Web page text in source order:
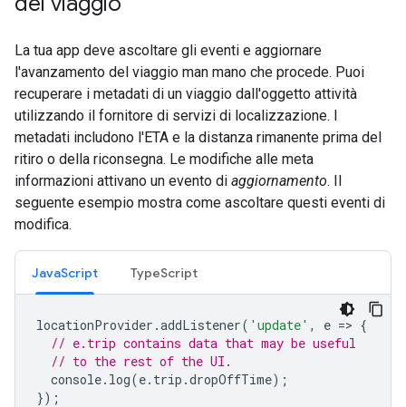
La tua app deve ascoltare gli eventi e aggiornare
l'avanzamento del viaggio man mano che procede. Puoi
recuperare i metadati di un viaggio dall'oggetto attività
utilizzando il fornitore di servizi di localizzazione. I
metadati includono l'ETA e la distanza rimanente prima del
ritiro o della riconsegna. Le modifiche alle meta
informazioni attivano un evento di aggiornamento. Il
seguente esempio mostra come ascoltare questi eventi di
modifica.
JavaScript TypeScript
locationProvider .addListener( 'update' , e => {
// e.trip contains data that may be useful
// to the rest of the UI.
console. log(e. trip .dropOffTime);
});